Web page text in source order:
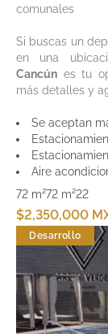
comunales
Si buscas un
en una
Cancún es tu
más detalles y
Se aceptan
Aire
72 m²72 m²22
$2,350,000
Desarrollo